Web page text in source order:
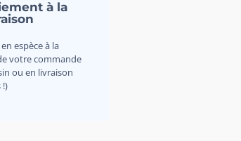
à la
espèce à la
votre commande
ou en livraison
!)